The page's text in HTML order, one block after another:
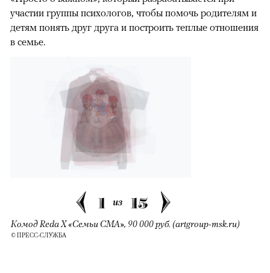
участии группы психологов, чтобы помочь родителям и
детям понять друг друга и построить теплые отношения
в семье.
1 из 15
Комод Reda X «Семьи СМА», 90 000 руб. (artgroup-msk.ru)
© ПРЕСС-СЛУЖБА